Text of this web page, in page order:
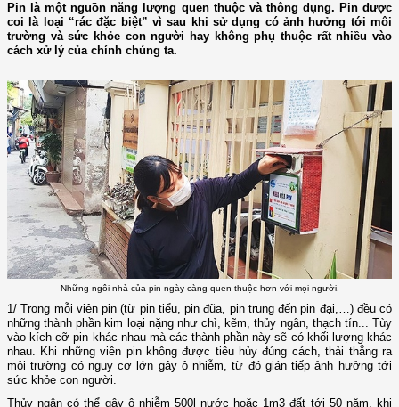
Pin là một nguồn năng lượng quen thuộc và thông dụng. Pin được
coi là loại “rác đặc biệt” vì sau khi sử dụng có ảnh hưởng tới môi
trường và sức khỏe con người hay không phụ thuộc rất nhiều vào
cách xử lý của chính chúng ta.
Những ngôi nhà của pin ngày càng quen thuộc hơn với mọi người.
1/ Trong mỗi viên pin (từ pin tiểu, pin đũa, pin trung đến pin đại,…) đều có
những thành phần kim loại nặng như chì, kẽm, thủy ngân, thạch tín... Tùy
vào kích cỡ pin khác nhau mà các thành phần này sẽ có khối lượng khác
nhau. Khi những viên pin không được tiêu hủy đúng cách, thải thẳng ra
môi trường có nguy cơ lớn gây ô nhiễm, từ đó gián tiếp ảnh hưởng tới
sức khỏe con người.
Thủy ngân có thể gây ô nhiễm 500l nước hoặc 1m3 đất tới 50 năm, khi